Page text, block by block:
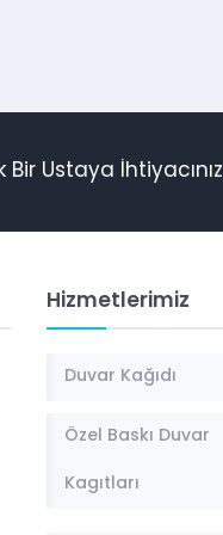
Ustaya
Hizmetlerimiz
Duvar Kağıdı
Özel Baskı Duvar
Kagıtları